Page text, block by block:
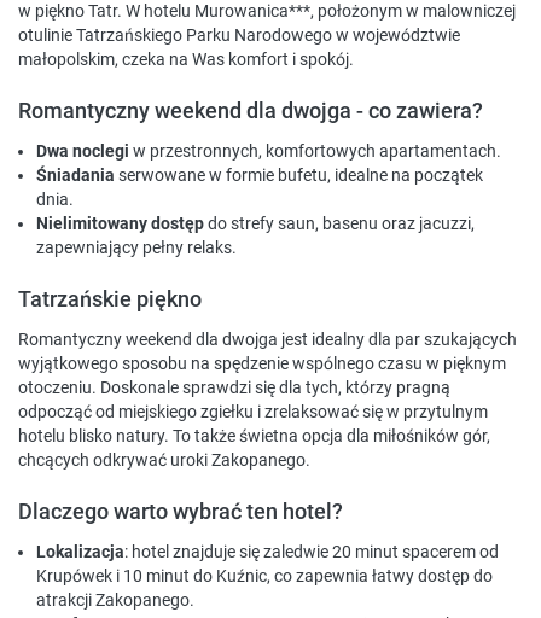
w piękno Tatr. W hotelu Murowanica***, położonym w malowniczej
otulinie Tatrzańskiego Parku Narodowego w województwie
małopolskim, czeka na Was komfort i spokój.
Romantyczny weekend dla dwojga - co zawiera?
Dwa noclegi w przestronnych, komfortowych apartamentach.
Śniadania serwowane w formie bufetu, idealne na początek
dnia.
Nielimitowany dostępdo strefy saun, basenu oraz jacuzzi,
zapewniający pełny relaks.
Tatrzańskie piękno
Romantyczny weekend dla dwojga jest idealny dla par szukających
wyjątkowego sposobu na spędzenie wspólnego czasu w pięknym
otoczeniu. Doskonale sprawdzi się dla tych, którzy pragną
odpocząć od miejskiego zgiełku i zrelaksować się w przytulnym
hotelu blisko natury. To także świetna opcja dla miłośników gór,
chcących odkrywać uroki Zakopanego.
Dlaczego warto wybrać ten hotel?
Lokalizacja: hotel znajduje się zaledwie 20 minut spacerem od
Krupówek i 10 minut do Kuźnic, co zapewnia łatwy dostęp do
atrakcji Zakopanego.